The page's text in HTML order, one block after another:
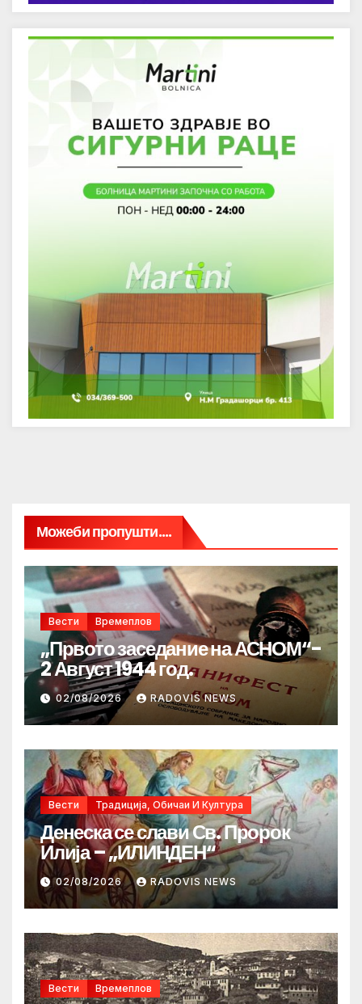
Можеби пропушти....
Вести Времеплов
„Првото заседание на АСНОМ“-
2 Август 1944 год.
02/08/2026 RADOVIS NEWS
Вести Традиција, Обичаи И Култура
Денеска се слави Св. Пророк
Илија – „ИЛИНДЕН“
02/08/2026 RADOVIS NEWS
Вести Времеплов